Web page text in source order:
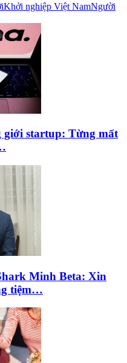
Khởi nghiệp Việt NamNgười
giới startup: Từng mất
Minh Beta: Xin
tiệm…